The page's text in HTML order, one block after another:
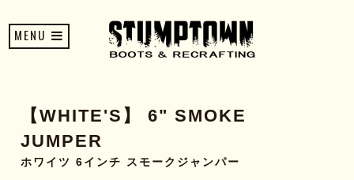
MENU
【WHITE'S】 6" SMOKE
JUMPER
ホワイツ 6インチ スモークジャンパー